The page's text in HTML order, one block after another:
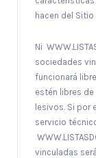
hacen del
Ni
sociedades
funcionará
estén libres
lesivos. Si por
servicio
vinculadas